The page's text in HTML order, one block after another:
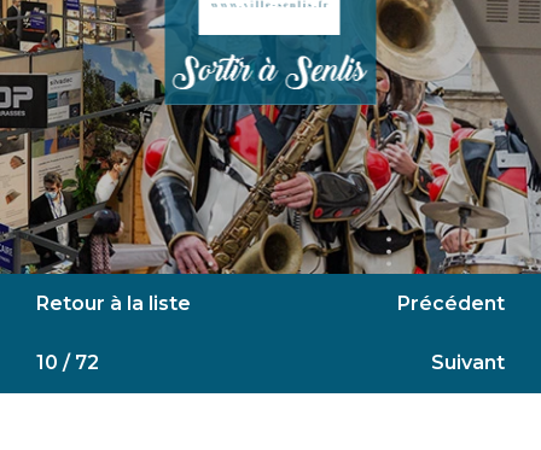
Retour à la liste Précédent
10 / 72 Suivant